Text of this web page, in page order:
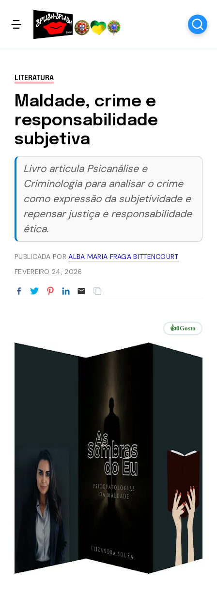
LITERATURA
Maldade, crime e
responsabilidade
subjetiva
Livro articula Psicanálise e
Criminologia para analisar o crime
como expressão da subjetividade e
repensar justiça e responsabilidade
ética.
PUBLICADA PORALBA MARIA FRAGA BITTENCOURT
FEVEREIRO 24, 2026
👍0Gosto